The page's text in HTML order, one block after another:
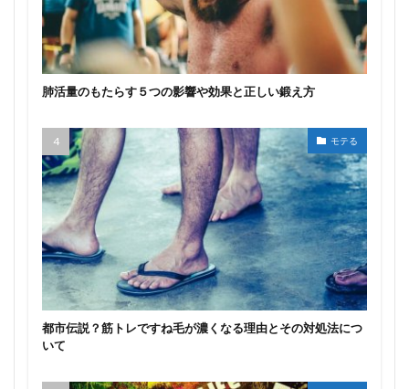
肺活量のもたらす５つの影響や効果と正しい鍛え方
モテる
都市伝説？筋トレですね毛が濃くなる理由とその対処法につ
いて